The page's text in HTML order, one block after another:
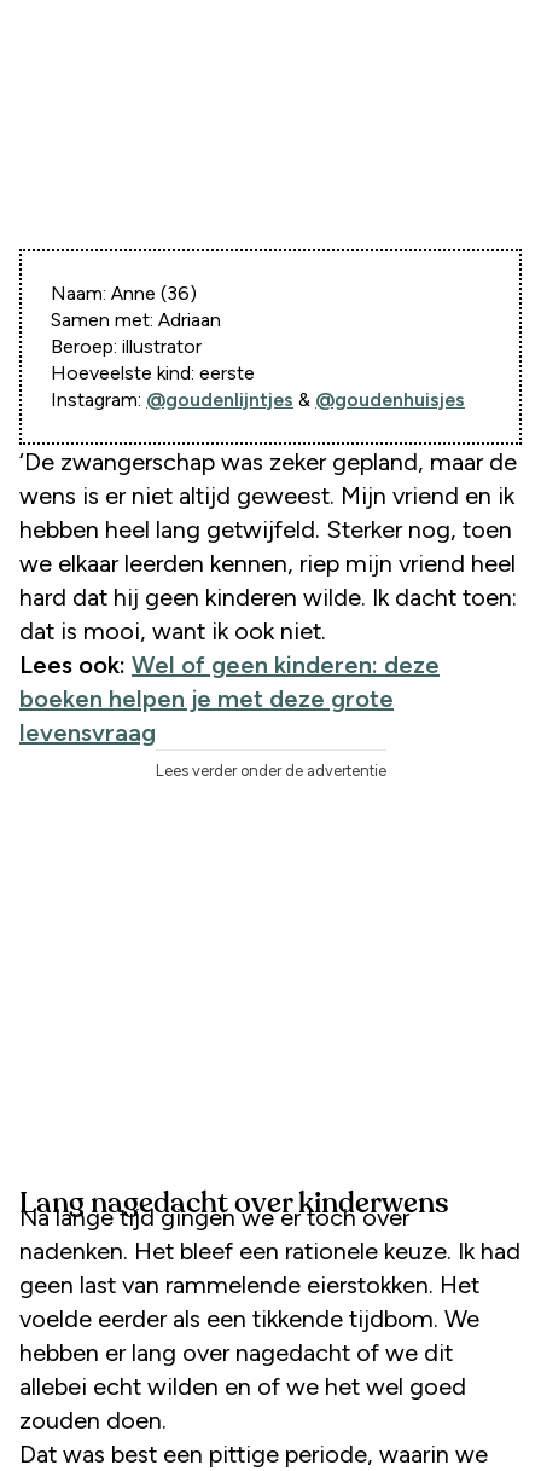
Naam: Anne (36)
Samen met: Adriaan
Beroep: illustrator
Hoeveelste kind: eerste
Instagram: @goudenlijntjes & @goudenhuisjes
‘De zwangerschap was zeker gepland, maar de
wens is er niet altijd geweest. Mijn vriend en ik
hebben heel lang getwijfeld. Sterker nog, toen
we elkaar leerden kennen, riep mijn vriend heel
hard dat hij geen kinderen wilde. Ik dacht toen:
dat is mooi, want ik ook niet.
Lees ook: Wel of geen kinderen: deze
boeken helpen je met deze grote
levensvraag
Lees verder onder de advertentie
Lang nagedacht over kinderwens
Na lange tijd gingen we er toch over
nadenken. Het bleef een rationele keuze. Ik had
geen last van rammelende eierstokken. Het
voelde eerder als een tikkende tijdbom. We
hebben er lang over nagedacht of we dit
allebei echt wilden en of we het wel goed
zouden doen.
Dat was best een pittige periode, waarin we